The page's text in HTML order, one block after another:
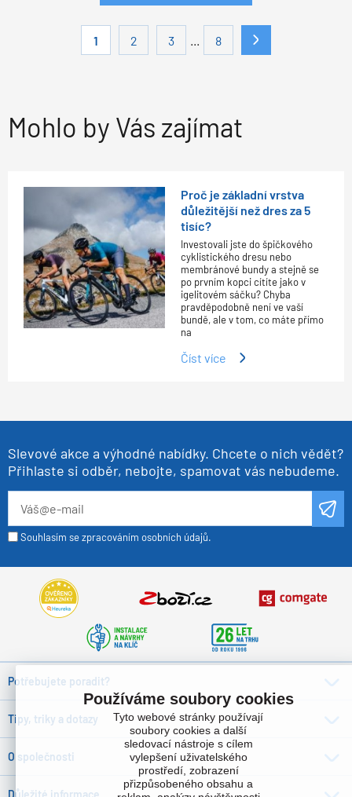
1 2 3 8
Mohlo by Vás zajímat
Proč je základní vrstva
důležitější než dres za 5
tisíc?
Investovali jste do špičkového
cyklistického dresu nebo
membránové bundy a stejně se
po prvním kopci cítíte jako v
igelitovém sáčku? Chyba
pravděpodobně není ve vaší
bundě, ale v tom, co máte přímo
na
Číst více
Slevové akce a výhodné nabídky. Chcete o nich vědět?
Přihlaste si odběr, nebojte, spamovat vás nebudeme.
Souhlasím se zpracováním osobních údajů.
Potřebujete poradit?
Tipy, triky a dotazy
O společnosti
Důležité informace
Používáme soubory cookies
Tyto webové stránky používají
soubory cookies a další
sledovací nástroje s cílem
vylepšení uživatelského
prostředí, zobrazení
přizpůsobeného obsahu a